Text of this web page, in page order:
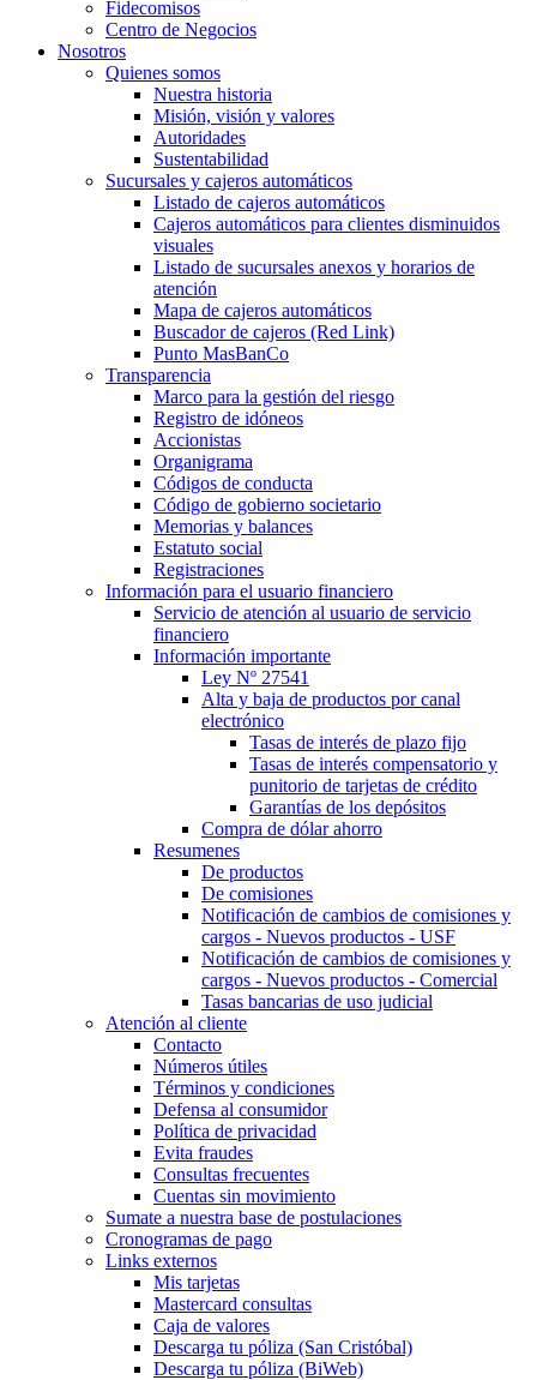
Fidecomisos
Centro de Negocios
Nosotros
Quienes somos
Nuestra historia
Misión, visión y valores
Autoridades
Sustentabilidad
Sucursales y cajeros automáticos
Listado de cajeros automáticos
Cajeros automáticos para clientes disminuidos
visuales
Listado de sucursales anexos y horarios de
atención
Mapa de cajeros automáticos
Buscador de cajeros (Red Link)
Punto MasBanCo
Transparencia
Marco para la gestión del riesgo
Registro de idóneos
Accionistas
Organigrama
Códigos de conducta
Código de gobierno societario
Memorias y balances
Estatuto social
Registraciones
Información para el usuario financiero
Servicio de atención al usuario de servicio
financiero
Información importante
Ley Nº 27541
Alta y baja de productos por canal
electrónico
Tasas de interés de plazo fijo
Tasas de interés compensatorio y
punitorio de tarjetas de crédito
Garantías de los depósitos
Compra de dólar ahorro
Resumenes
De productos
De comisiones
Notificación de cambios de comisiones y
cargos - Nuevos productos - USF
Notificación de cambios de comisiones y
cargos - Nuevos productos - Comercial
Tasas bancarias de uso judicial
Atención al cliente
Contacto
Números útiles
Términos y condiciones
Defensa al consumidor
Política de privacidad
Evita fraudes
Consultas frecuentes
Cuentas sin movimiento
Sumate a nuestra base de postulaciones
Cronogramas de pago
Links externos
Mis tarjetas
Mastercard consultas
Caja de valores
Descarga tu póliza (San Cristóbal)
Descarga tu póliza (BiWeb)